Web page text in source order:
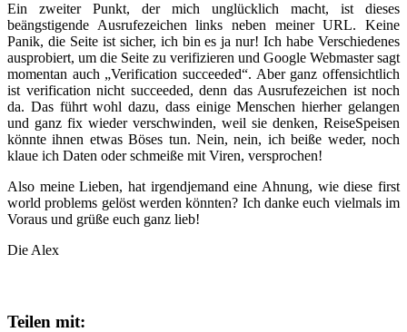
Ein zweiter Punkt, der mich unglücklich macht, ist dieses
beängstigende Ausrufezeichen links neben meiner URL. Keine
Panik, die Seite ist sicher, ich bin es ja nur! Ich habe Verschiedenes
ausprobiert, um die Seite zu verifizieren und Google Webmaster sagt
momentan auch „Verification succeeded“. Aber ganz offensichtlich
ist verification nicht succeeded, denn das Ausrufezeichen ist noch
da. Das führt wohl dazu, dass einige Menschen hierher gelangen
und ganz fix wieder verschwinden, weil sie denken, ReiseSpeisen
könnte ihnen etwas Böses tun. Nein, nein, ich beiße weder, noch
klaue ich Daten oder schmeiße mit Viren, versprochen!
Also meine Lieben, hat irgendjemand eine Ahnung, wie diese first
world problems gelöst werden könnten? Ich danke euch vielmals im
Voraus und grüße euch ganz lieb!
Die Alex
Teilen mit: